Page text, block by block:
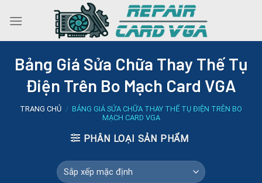
Bảng Giá Sửa Chữa Thay Thế Tụ
Điện Trên Bo Mạch Card VGA
TRANG CHỦ / BẢNG GIÁ SỬA CHỮA THAY THẾ TỤ ĐIỆN TRÊN BO
MẠCH CARD VGA
PHÂN LOẠI SẢN PHẨM